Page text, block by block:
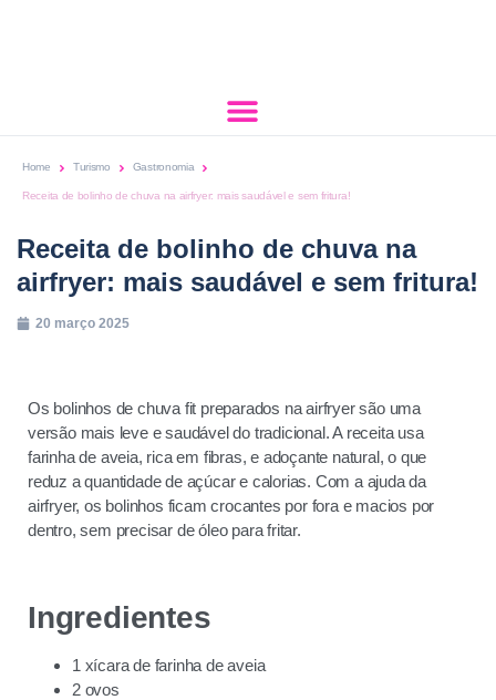
Home Turismo Gastronomia
Receita de bolinho de chuva na airfryer: mais saudável e sem fritura!
Receita de bolinho de chuva na
airfryer: mais saudável e sem fritura!
20 março 2025
Os bolinhos de chuva fit preparados na airfryer são uma
versão mais leve e saudável do tradicional. A receita usa
farinha de aveia, rica em fibras, e adoçante natural, o que
reduz a quantidade de açúcar e calorias. Com a ajuda da
airfryer, os bolinhos ficam crocantes por fora e macios por
dentro, sem precisar de óleo para fritar.
Ingredientes
1 xícara de farinha de aveia
2 ovos